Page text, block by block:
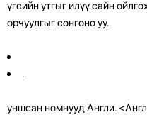
үгсийн утгыг илүү сайн
орчуулгыг сонгоно уу.
.
уншсан номнууд Англи.